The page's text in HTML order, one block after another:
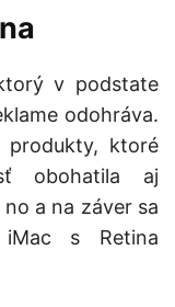
v podstate
odohráva.
produkty, ktoré
obohatila aj
a na záver sa
s Retina